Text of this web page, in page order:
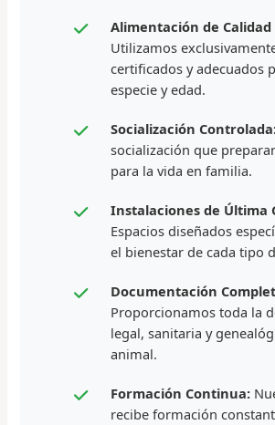
Alimentación de
Utilizamos
certificados y adecuados
especie y edad.
Socialización
socialización que
para la vida en familia.
Instalaciones de Última
Espacios diseñados
el bienestar de cada tipo
Documentación
Proporcionamos toda la
legal, sanitaria y
animal.
Formación Continua:
recibe formación